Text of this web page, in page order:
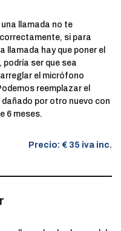
llamada no te
si para
llamada hay que poner el
podría ser que sea
el micrófono
reemplazar el
por otro nuevo con
6 meses.
Precio: € 35 iva inc.